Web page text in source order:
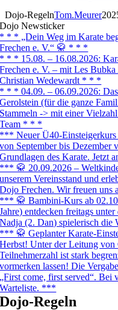
Dojo-RegelnTom.Meurer
Dojo Newsticker
* * * „Dein Weg im Karate
Frechen e. V.“ 🥋 * * *
* * * 15.08. – 16.08.2026:
Frechen e. V. – mit Les
Christian Wedewardt * * *
* * * 04.09. – 06.09.2026:
Gerolstein (für die ganze
Stammeln -> mit einer
Team * * *
*** Neuer Ü40-Einsteigerkurs
von September bis Dezember
Grundlagen des Karate. Jetzt
*** 🥋 20.09.2026 –
unserem Vereinsstand und
Dojo Frechen. Wir freuen uns
*** 🥋 Bambini-Kurs ab
Jahre) entdecken freitags
Nadja (2. Dan) spielerisch die
*** 🥋 Geplanter Karate-
Herbst! Unter der Leitung
Teilnehmerzahl ist stark
vormerken lassen! Die
„First come, first served“.
Warteliste. ***
Dojo-Regeln